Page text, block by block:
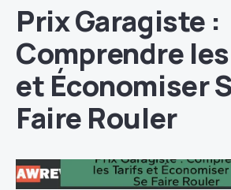
Prix Garagiste :
Comprendre
et Économiser
Faire Rouler